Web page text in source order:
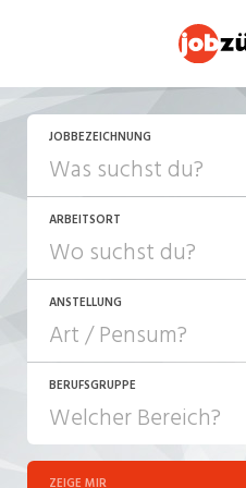
JOBBEZEICHNUNG
ARBEITSORT
ANSTELLUNG
JOB-TYP
Festanstellung
BERUFSGRUPPE
ZEIGE MIR